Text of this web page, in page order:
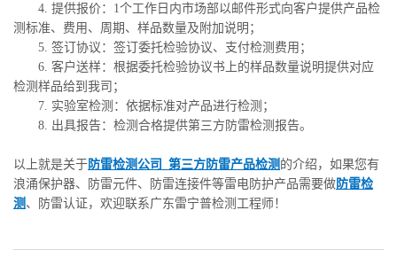
4. 提供报价：1个工作日内市场部以邮件形式向客户提供产品检
测标准、费用、周期、样品数量及附加说明；
5. 签订协议：签订委托检验协议、支付检测费用；
6. 客户送样：根据委托检验协议书上的样品数量说明提供对应
检测样品给到我司；
7. 实验室检测：依据标准对产品进行检测；
8. 出具报告：检测合格提供第三方防雷检测报告。
以上就是关于防雷检测公司_第三方防雷产品检测 的介绍，如果您有
浪涌保护器、防雷元件、防雷连接件等雷电防护产品需要做防雷检
测 、防雷认证，欢迎联系广东雷宁普检测工程师！